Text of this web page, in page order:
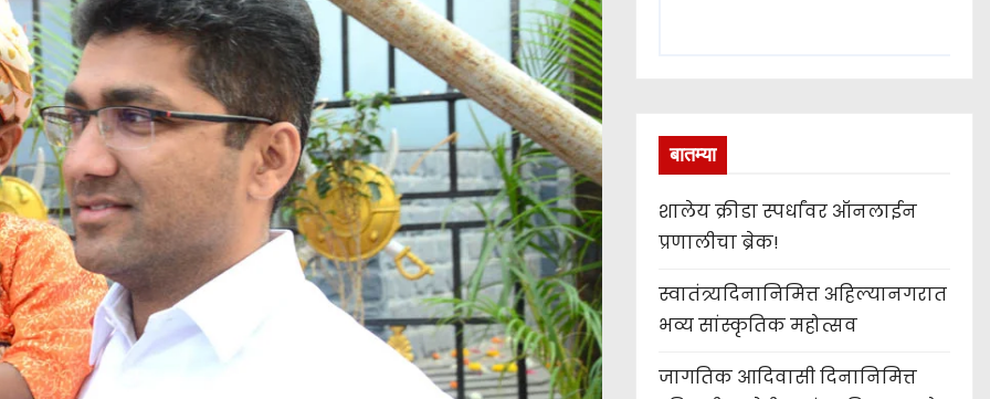
बातम्या
शालेय क्रीडा स्पर्धांवर ऑनलाईन
प्रणालीचा ब्रेक!
स्वातंत्र्यदिनानिमित्त अहिल्यानगरात
भव्य सांस्कृतिक महोत्सव
जागतिक आदिवासी दिनानिमित्त